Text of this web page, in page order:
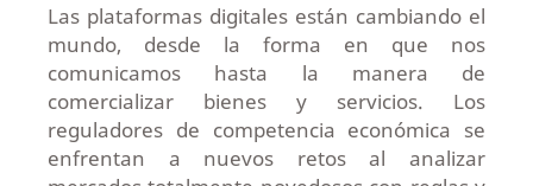
Las plataformas digitales están cambiando el
mundo, desde la forma en que nos
comunicamos hasta la manera de
comercializar bienes y servicios. Los
reguladores de competencia económica se
enfrentan a nuevos retos al analizar